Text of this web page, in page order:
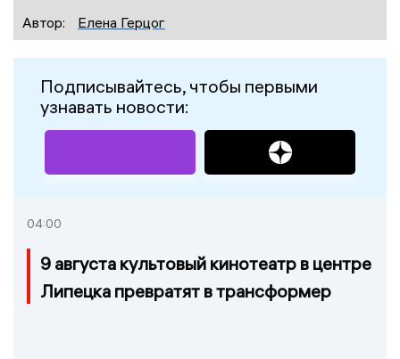
Автор:
Елена Герцог
Подписывайтесь, чтобы первыми
узнавать новости:
04:00
9 августа культовый кинотеатр в центре
Липецка превратят в трансформер